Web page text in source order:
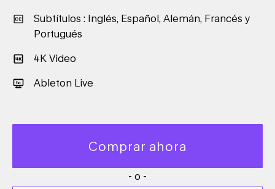
Subtítulos : Inglés, Español, Alemán, Francés y
Portugués
4K Video
Ableton Live
Comprar ahora
- o -